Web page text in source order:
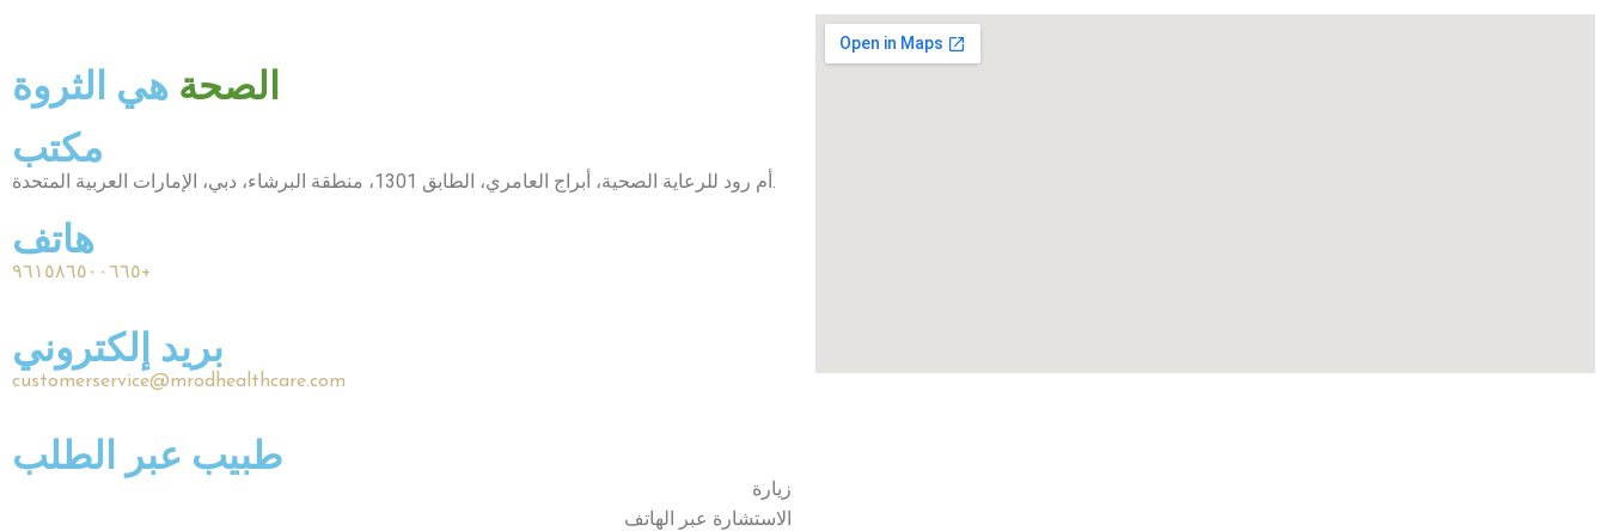
الصحة هي الثروة
مكتب
أم رود للرعاية الصحية، أبراج العامري، الطابق 1301، منطقة البرشاء، دبي، الإمارات العربية المتحدة.
هاتف
٩٦١٥٨٦٥٠٠٦٦٥+
بريد إلكتروني
customerservice@mrodhealthcare.com
طبيب عبر الطلب
زيارة
الاستشارة عبر الهاتف